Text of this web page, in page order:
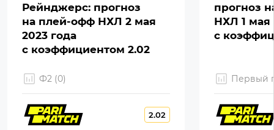
Рейнджерс: прогноз
на плей-офф НХЛ 2 мая
2023 года
с коэффициентом 2.02
Ф2 (0)
2.02
прогноз
НХЛ 1 мая
с
Первый